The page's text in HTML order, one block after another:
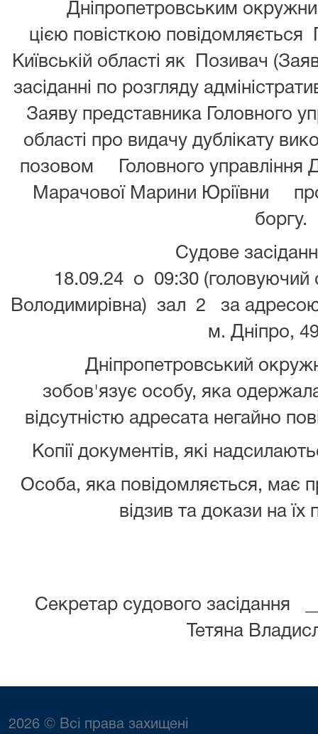
Дніпропетровським окружним
цією повісткою повідомляється
Київській області як Позивач
засіданні по розгляду
Заяву представника Головного
області про видачу дублікату
позовом Головного управління
Марачової Марини Юріївни
боргу.
Судове засідання
18.09.24
о 09:30
Володимирівна)
зал 2 за
м. Дніпро,
Дніпропетровський
зобов'язує особу, яка
відсутністю адресата негайно
Копії документів, які
Особа, яка повідомляється, має
відзив та докази на їх
Секретар судового засідання
Тетяна
2026 © Всі права захищені